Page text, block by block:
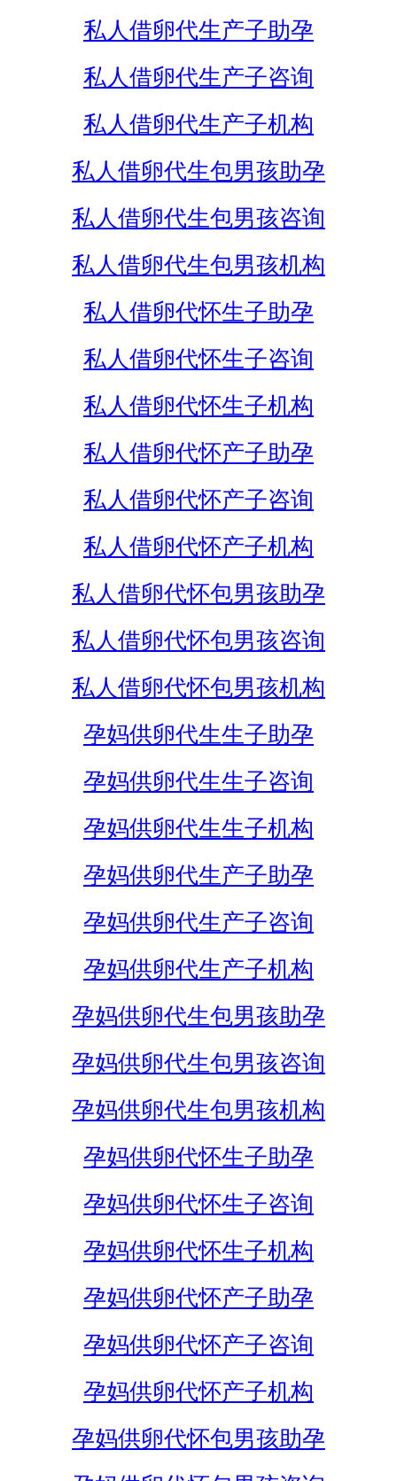
私人借卵代生产子助孕
私人借卵代生产子咨询
私人借卵代生产子机构
私人借卵代生包男孩助孕
私人借卵代生包男孩咨询
私人借卵代生包男孩机构
私人借卵代怀生子助孕
私人借卵代怀生子咨询
私人借卵代怀生子机构
私人借卵代怀产子助孕
私人借卵代怀产子咨询
私人借卵代怀产子机构
私人借卵代怀包男孩助孕
私人借卵代怀包男孩咨询
私人借卵代怀包男孩机构
孕妈供卵代生生子助孕
孕妈供卵代生生子咨询
孕妈供卵代生生子机构
孕妈供卵代生产子助孕
孕妈供卵代生产子咨询
孕妈供卵代生产子机构
孕妈供卵代生包男孩助孕
孕妈供卵代生包男孩咨询
孕妈供卵代生包男孩机构
孕妈供卵代怀生子助孕
孕妈供卵代怀生子咨询
孕妈供卵代怀生子机构
孕妈供卵代怀产子助孕
孕妈供卵代怀产子咨询
孕妈供卵代怀产子机构
孕妈供卵代怀包男孩助孕